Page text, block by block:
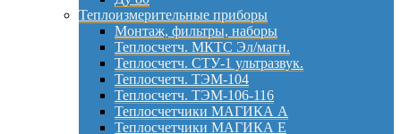
Теплоизмерительные приборы
Монтаж, фильтры, наборы
Теплосчетч. МКТС Эл/магн.
Теплосчетч. СТУ-1 ультразвук.
Теплосчетч. ТЭМ-104
Теплосчетч. ТЭМ-106-116
Теплосчетчики МАГИКА А
Теплосчетчики МАГИКА Е